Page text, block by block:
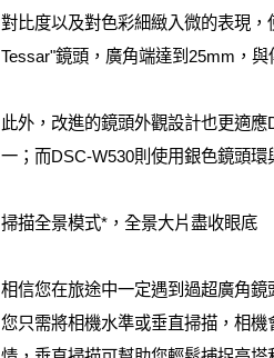
對比度以及對色彩細緻入微的表現
Tessar"鏡頭，廣角端達到25mm，
此外，改進的鏡頭外觀設計也更適
一；而DSC-W530則使用銀色鏡頭環
掃描全景模式*，全景大片盡收眼底
相信您在旅途中一定遇到過超廣角
您只需將相機水準或垂直掃描，相